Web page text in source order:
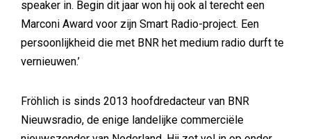
speaker in. Begin dit jaar won hij ook al terecht een
Marconi Award voor zijn Smart Radio-project. Een
persoonlijkheid die met BNR het medium radio durft te
vernieuwen.’
Fröhlich is sinds 2013 hoofdredacteur van BNR
Nieuwsradio, de enige landelijke commerciële